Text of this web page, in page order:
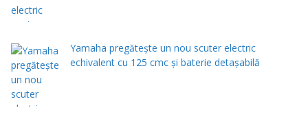
Yamaha pregătește un nou scuter electric
echivalent cu 125 cmc și baterie detașabilă